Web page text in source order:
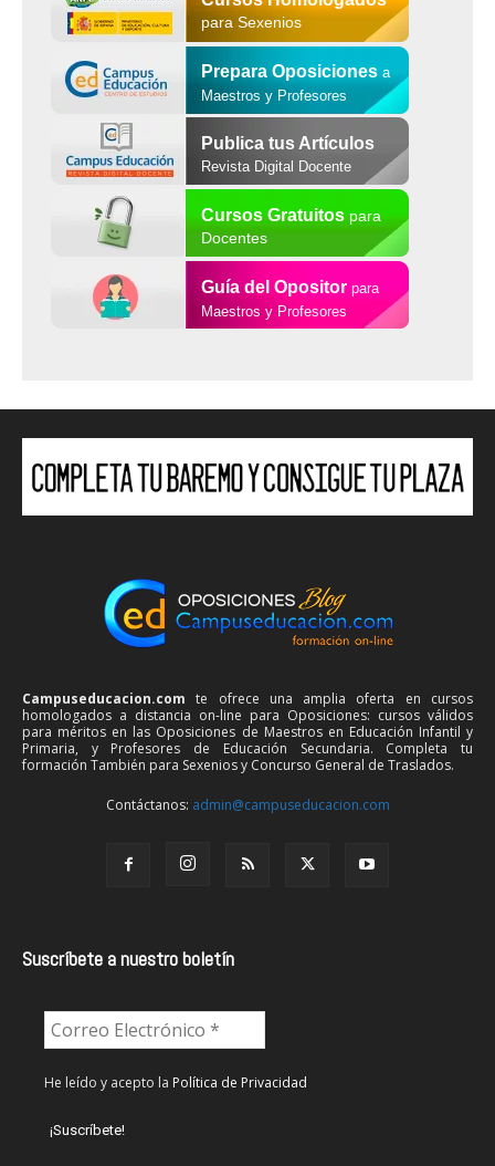
para Sexenios
Prepara Oposiciones a
Maestros y Profesores
Publica tus Artículos
Revista Digital Docente
Cursos Gratuitospara
Docentes
Guía del Opositor para
Maestros y Profesores
Campuseducacion.com te ofrece una amplia oferta en cursos
homologados a distancia on-line para Oposiciones: cursos válidos
para méritos en las Oposiciones de Maestros en Educación Infantil y
Primaria, y Profesores de Educación Secundaria. Completa tu
formación También para Sexenios y Concurso General de Traslados.
Contáctanos: admin@campuseducacion.com
Suscríbete a nuestro boletín
He leído y acepto la Política de Privacidad